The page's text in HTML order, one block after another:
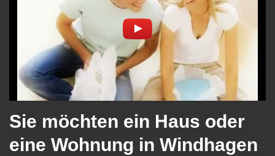
Sie möchten ein Haus oder
eine Wohnung in Windhagen